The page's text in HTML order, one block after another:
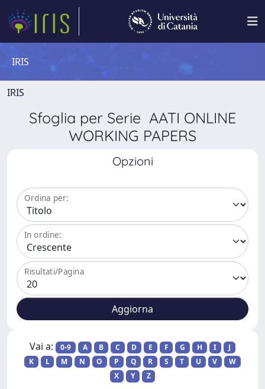
IRIS
IRIS
Sfoglia per Serie AATI ONLINE
WORKING PAPERS
Opzioni
Ordina per:
In ordine:
Risultati/Pagina
Vai a: 0-9 A B C D E F G H I
J
K
L M N O P Q R S T U V
W
X
Y Z